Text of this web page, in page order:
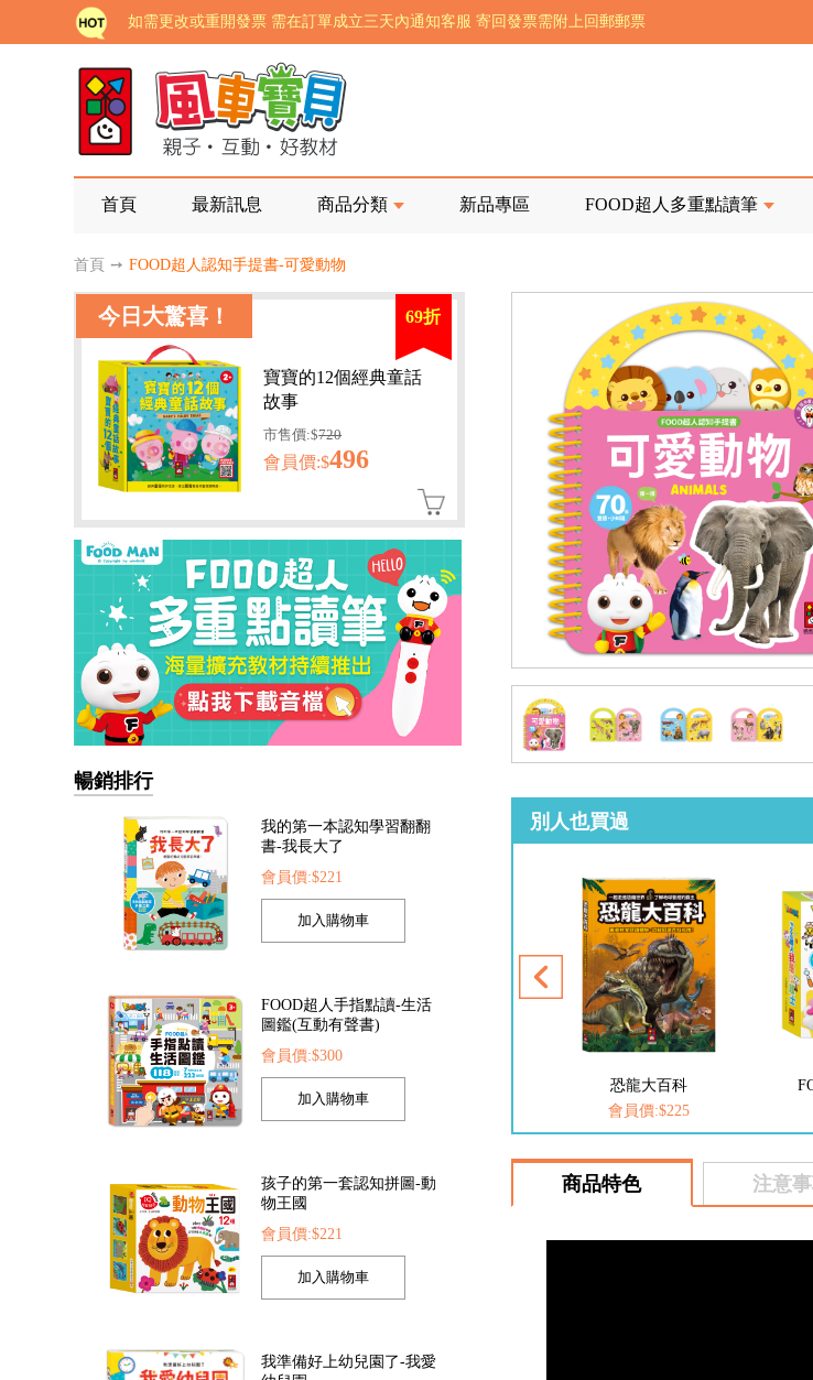
老師您好!!幼教會員火熱招募中~
海外購物免煩惱！點我查看『海外購物流程說明』
家長樂了!「風車書版集團暨FOOD超人企業總部」目前正興建中!
批發會員大招募，輕鬆實現財富自由!
如需更改或重開發票 需在訂單成立三天內通知客服 寄回發票需附上回郵郵票
首頁 最新訊息 商品分類 新品專區 FOOD超人多重點讀筆
首頁 ➙ FOOD超人認知手提書-可愛動物
今日大驚喜！ 69折
寶寶的12個經典童話
故事
市售價:$720
會員價:$496
暢銷排行
FOOD超人手指點讀-生活
圖鑑(互動有聲書)
會員價:$300
孩子的第一套認知拼圖-動
物王國
會員價:$221
我準備好上幼兒園了-我愛
幼兒園
會員價:$221
我的第一本認知學習翻翻
別人也買過
FOOD超人繽紛泡泡槍
會員價:$205
恐龍大百科
會員價:$225
商品特色 注意